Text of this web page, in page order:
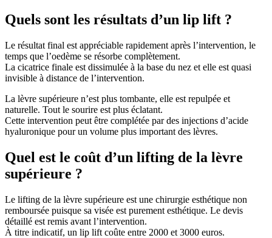
Quels sont les résultats d’un lip lift ?
Le résultat final est appréciable rapidement après l’intervention, le
temps que l’oedème se résorbe complètement.
La cicatrice finale est dissimulée à la base du nez et elle est quasi
invisible à distance de l’intervention.
La lèvre supérieure n’est plus tombante, elle est repulpée et
naturelle. Tout le sourire est plus éclatant.
Cette intervention peut être complétée par des injections d’acide
hyaluronique pour un volume plus important des lèvres.
Quel est le coût d’un lifting de la lèvre
supérieure ?
Le lifting de la lèvre supérieure est une chirurgie esthétique non
remboursée puisque sa visée est purement esthétique. Le devis
détaillé est remis avant l’intervention.
À titre indicatif, un lip lift coûte entre 2000 et 3000 euros.